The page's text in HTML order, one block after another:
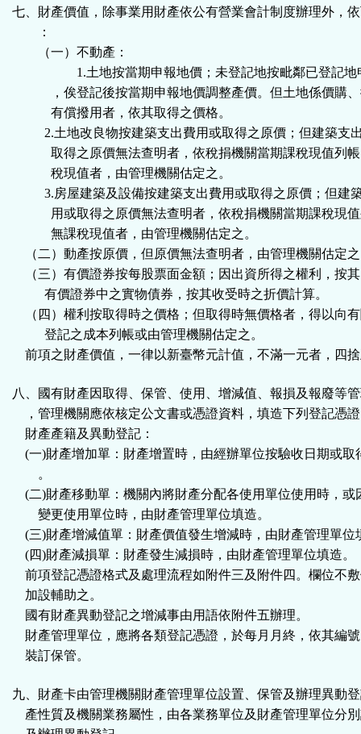
七、財產價值，除事業用財產依公有營業會計制度辦理外，
：
（一）不動產：
1.土地按當期申報地價；未登記地按毗鄰已登記地
，俟登記後按當期申報地價調整產價。但土地係價購、
有償撥用者，依其取得之價格。
2.土地改良物按建築支出費用或取得之原價；但建築支
取得之原價無法查明者，依稅捐機關當期課稅現值列帳
稅現值者，由管理機關估定之。
3.房屋建築及設備按建築支出費用或取得之原價；但建
用或取得之原價無法查明者，依稅捐機關當期課稅現值
無課稅現值者，由管理機關估定之。
（二）動產按原價，但原價無法查明者，由管理機關估定
（三）有價證券按每股票面金額；因出資所得之權利，按
有價證券中之實物債券，按其收受時之折價計算。
（四）權利按取得時之價格；但取得時無價格者，得以向
登記之成本列帳或由管理機關估定之。
前項之財產價值，一律以新臺幣元計值，不滿一元者，四
八、國有財產因取得、保管、使用、增減值、報損及報廢等
，管理機關應依核定公文書或憑證資料，填造下列登記憑
財產產籍及異動登記：
(一)財產增加單：財產增置時，由經辦單位按驗收日期或取
。
(二)財產移動單：機關內將財產分配各使用單位使用時，或
變更使用單位時，由財產管理單位填造。
(三)財產增減值單：財產價值發生增減時，由財產管理單位
(四)財產減損單：財產發生減損時，由財產管理單位填造。
前項登記憑證格式及處理流程如附件三及附件四。欄位不
加設輔助之。
國有財產異動登記之增減事由用語依附件五辦理。
財產管理單位，應將各類登記憑證，於每月月終，依其編
裝訂保管。
九、財產卡由管理機關財產管理單位設置、保管及辦理異動
產性質及機關業務屬性，由各業務單位及財產管理單位分